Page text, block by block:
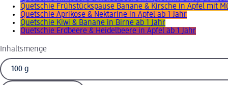
Quetschie Frühstückspause Banane & Kirsche in Apfel mit
Quetschie Aprikose & Nektarine in Apfel ab 1 Jahr
Quetschie Kiwi & Banane in Birne ab 1 Jahr
Quetschie Erdbeere & Heidelbeere in Apfel ab 1 Jahr
Inhaltsmenge